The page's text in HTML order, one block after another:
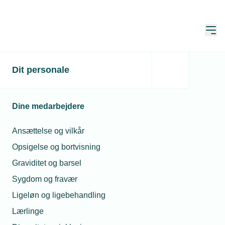
Dit personale
Dine medarbejdere
Ansættelse og vilkår
Opsigelse og bortvisning
Graviditet og barsel
Sygdom og fravær
Ligeløn og ligebehandling
Lærlinge
Få indflydelse på nye